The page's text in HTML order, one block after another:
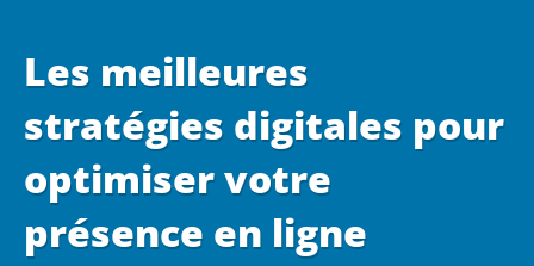
Les meilleures
stratégies digitales pour
optimiser votre
présence en ligne